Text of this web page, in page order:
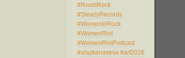
#RootsRock
#SleazyRecords
#WomenInRock
#WomenRiot
#WomenRiotPodcast
#alazkenaseva #arf2026